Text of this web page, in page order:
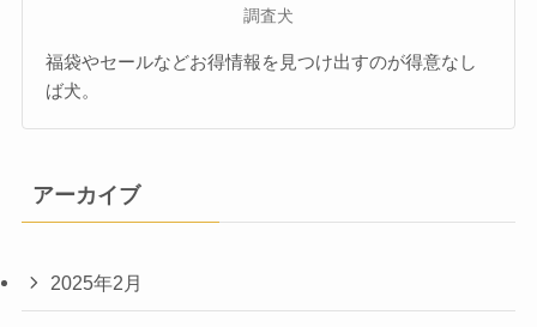
調査犬
福袋やセールなどお得情報を見つけ出すのが得意なし
ば犬。
アーカイブ
2025年2月